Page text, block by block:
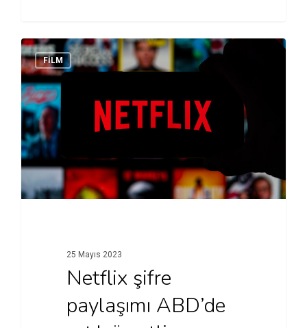
FİLM
25 Mayıs 2023
Netflix şifre
paylaşımı ABD’de